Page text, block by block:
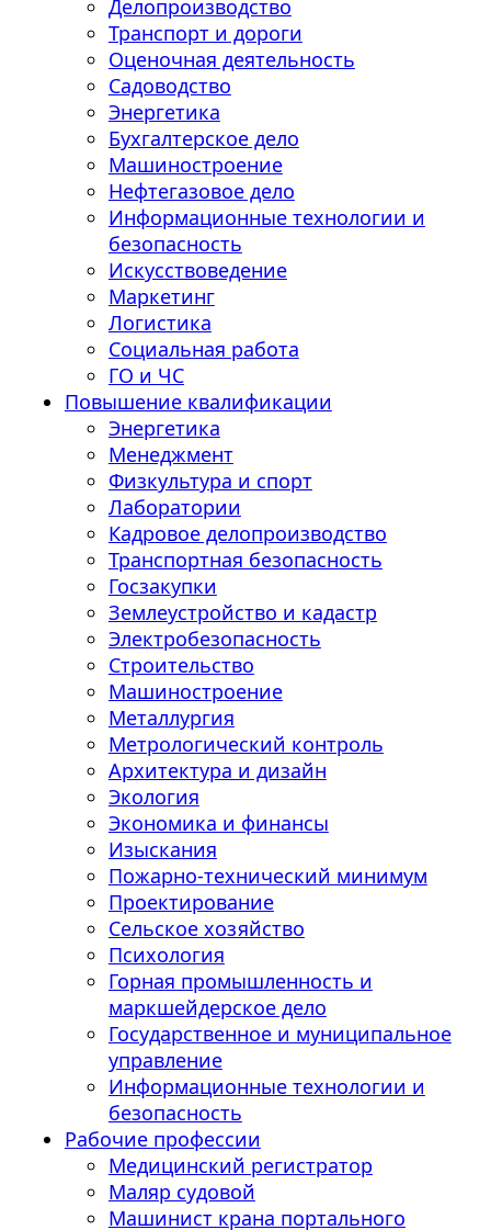
Делопроизводство
Транспорт и дороги
Оценочная деятельность
Садоводство
Энергетика
Бухгалтерское дело
Машиностроение
Нефтегазовое дело
Информационные технологии и
безопасность
Искусствоведение
Маркетинг
Логистика
Социальная работа
ГО и ЧС
Повышение квалификации
Энергетика
Менеджмент
Физкультура и спорт
Лаборатории
Кадровое делопроизводство
Транспортная безопасность
Госзакупки
Землеустройство и кадастр
Электробезопасность
Строительство
Машиностроение
Металлургия
Метрологический контроль
Архитектура и дизайн
Экология
Экономика и финансы
Изыскания
Пожарно-технический минимум
Проектирование
Сельское хозяйство
Психология
Горная промышленность и
маркшейдерское дело
Государственное и муниципальное
управление
Информационные технологии и
безопасность
Рабочие профессии
Медицинский регистратор
Маляр судовой
Машинист крана портального